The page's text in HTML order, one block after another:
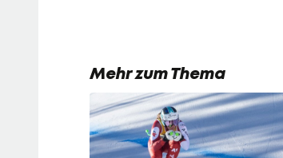
Mehr zum Thema